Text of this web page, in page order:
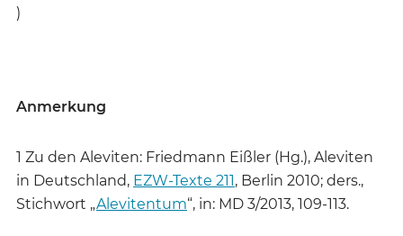
)
Anmerkung
1 Zu den Aleviten: Friedmann Eißler (Hg.), Aleviten
in Deutschland, EZW-Texte 211 , Berlin 2010; ders.,
Stichwort „Alevitentum“, in: MD 3/2013, 109-113.